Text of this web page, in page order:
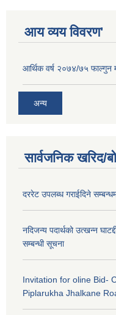
आय व्यय विवरण'
आर्थिक वर्ष २०७४/७५ फाल्गुन
अन्य
सार्वजनिक खरिद/
दररेट उपलब्ध गराईदिने
नदिजन्य पदार्थको उत्खन्न
सम्बन्धी सूचना
Invitation for oline Bid-
Piplarukha Jhalkane